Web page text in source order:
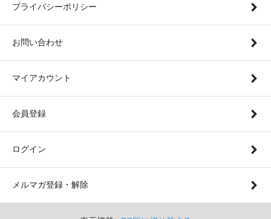
プライバシーポリシー
お問い合わせ
マイアカウント
会員登録
ログイン
メルマガ登録・解除